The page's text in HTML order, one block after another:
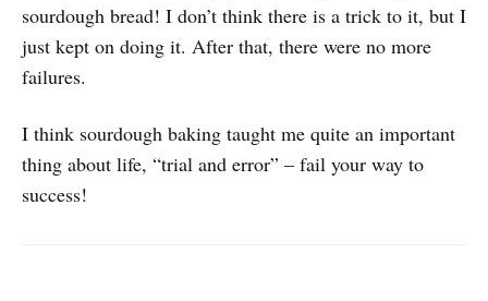
sourdough bread! I don’t think there is a trick to it, but I
just kept on doing it. After that, there were no more
failures.
I think sourdough baking taught me quite an important
thing about life, “trial and error” – fail your way to
success!